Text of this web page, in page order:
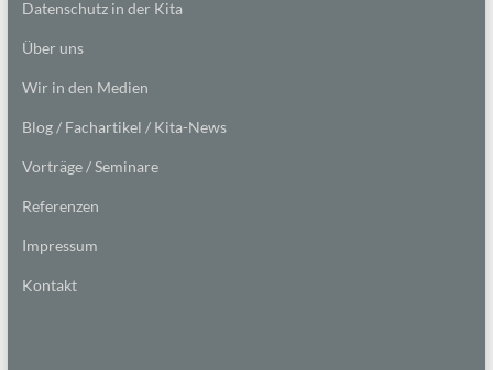
Datenschutz in der Kita
Über uns
Wir in den Medien
Blog / Fachartikel / Kita-News
Vorträge / Seminare
Referenzen
Impressum
Kontakt